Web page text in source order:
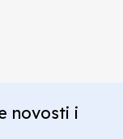
novosti i